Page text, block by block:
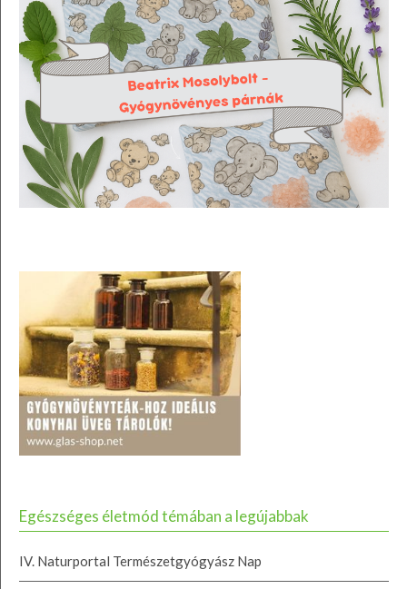
Egészséges életmód témában a legújabbak
IV. Naturportal Természetgyógyász Nap